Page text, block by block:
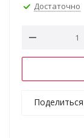
Достаточно
Поделиться